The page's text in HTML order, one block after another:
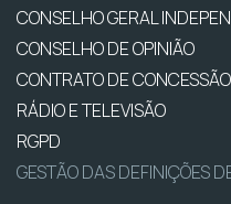
CONSELHO GERAL
CONSELHO DE OPINIÃO
CONTRATO DE
RÁDIO E TELEVISÃO
RGPD
GESTÃO DAS DEFINIÇÕES